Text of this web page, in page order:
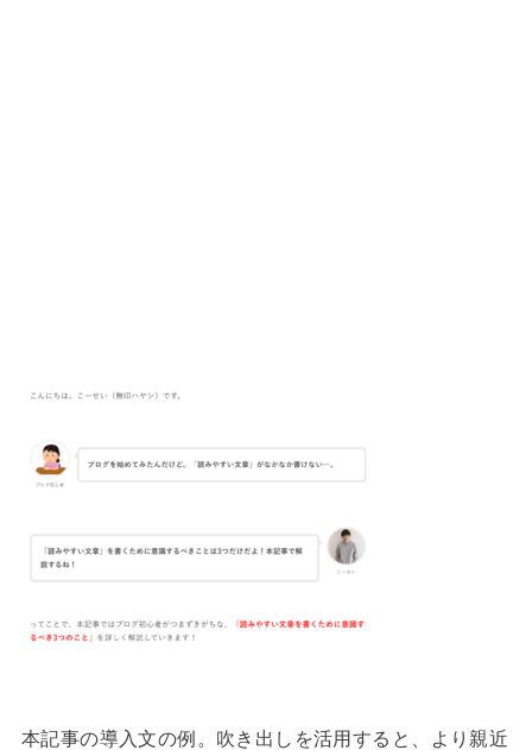
本記事の導入文の例。吹き出しを活用すると、より親近